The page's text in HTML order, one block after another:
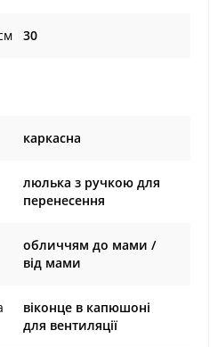
30
каркасна
люлька з ручкою для
перенесення
обличчям до мами /
від мами
віконце в капюшоні
для вентиляції